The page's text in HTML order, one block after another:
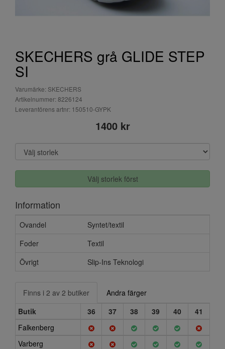
SKECHERS grå GLIDE STEP
SI
Varumärke: SKECHERS
Artikelnummer: 8226124
Leverantörens artnr: 150510-GYPK
1400 kr
Välj storlek först
Information
Ovandel
Syntet/textil
Foder
Textil
Övrigt
Slip-Ins Teknologi
Finns i 2 av 2 butiker
Andra färger
Butik
36 37 38 39 40
41
Falkenberg
Varberg